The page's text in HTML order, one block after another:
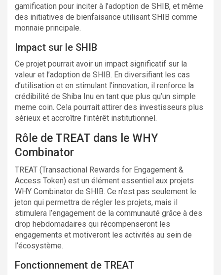
gamification pour inciter à l’adoption de SHIB, et même
des initiatives de bienfaisance utilisant SHIB comme
monnaie principale.
Impact sur le SHIB
Ce projet pourrait avoir un impact significatif sur la
valeur et l’adoption de SHIB. En diversifiant les cas
d’utilisation et en stimulant l’innovation, il renforce la
crédibilité de Shiba Inu en tant que plus qu’un simple
meme coin. Cela pourrait attirer des investisseurs plus
sérieux et accroître l’intérêt institutionnel.
Rôle de TREAT dans le WHY
Combinator
TREAT (Transactional Rewards for Engagement &
Access Token) est un élément essentiel aux projets
WHY Combinator de SHIB. Ce n’est pas seulement le
jeton qui permettra de régler les projets, mais il
stimulera l’engagement de la communauté grâce à des
drop hebdomadaires qui récompenseront les
engagements et motiveront les activités au sein de
l’écosystème.
Fonctionnement de TREAT